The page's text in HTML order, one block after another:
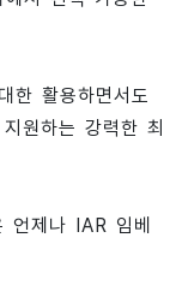
한 활용하면서도
원하는 강력한 최
언제나 IAR 임베